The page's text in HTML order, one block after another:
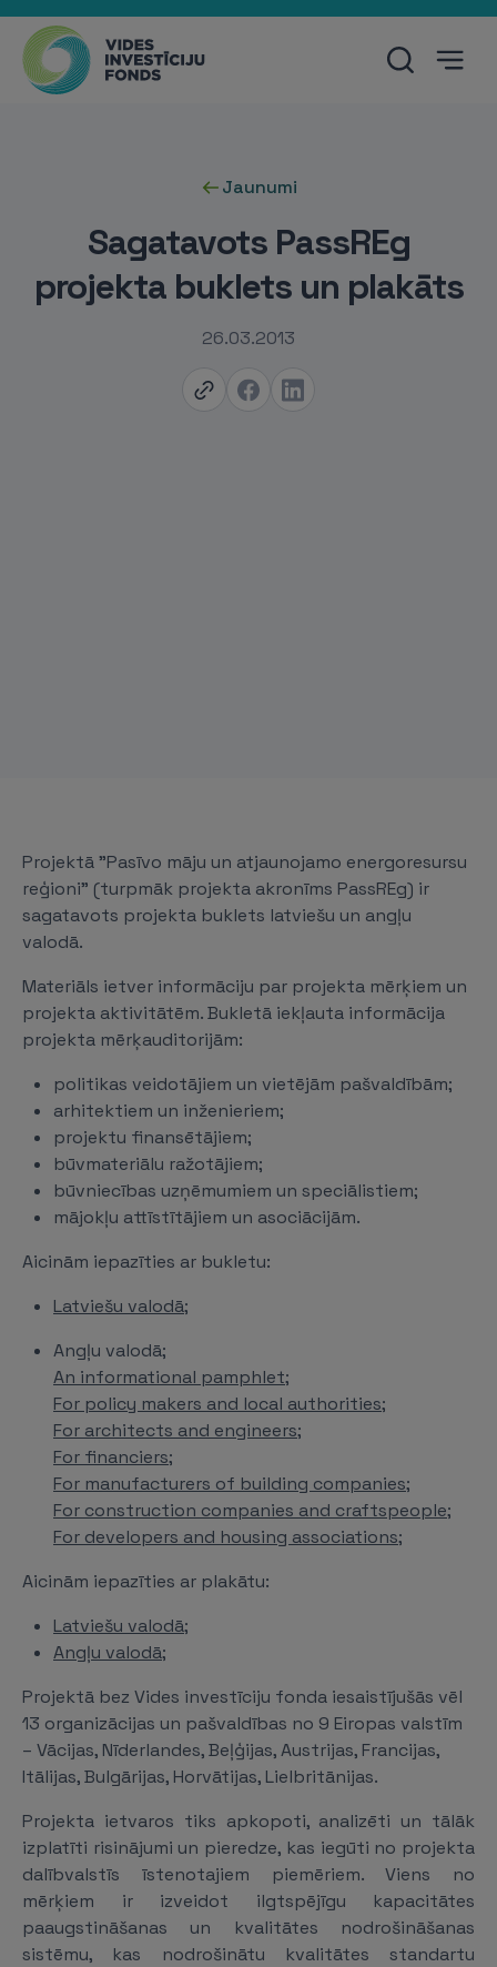
Jaunumi
Sagatavots PassREg
projekta buklets un plakāts
26.03.2013
Projektā "Pasīvo māju un atjaunojamo energoresursu
reģioni" (turpmāk projekta akronīms PassREg) ir
sagatavots projekta buklets latviešu un angļu
valodā.
Materiāls ietver informāciju par projekta mērķiem un
projekta aktivitātēm. Bukletā iekļauta informācija
projekta mērķauditorijām:
politikas veidotājiem un vietējām pašvaldībām;
arhitektiem un inženieriem;
projektu finansētājiem;
būvmateriālu ražotājiem;
būvniecības uzņēmumiem un speciālistiem;
mājokļu attīstītājiem un asociācijām.
Aicinām iepazīties ar bukletu:
Latviešu valodā;
Angļu valodā;
An informational pamphlet;
For policy makers and local authorities;
For architects and engineers;
For financiers;
For manufacturers of building companies;
For construction companies and craftspeople;
For developers and housing associations;
Aicinām iepazīties ar plakātu:
Latviešu valodā;
Angļu valodā;
Projektā bez Vides investīciju fonda iesaistījušās vēl
13 organizācijas un pašvaldības no 9 Eiropas valstīm
– Vācijas, Nīderlandes, Beļģijas, Austrijas, Francijas,
Itālijas, Bulgārijas, Horvātijas, Lielbritānijas.
Projekta ietvaros tiks apkopoti, analizēti un tālāk
izplatīti risinājumi un pieredze, kas iegūti no projekta
dalībvalstīs īstenotajiem piemēriem. Viens no
mērķiem ir izveidot ilgtspējīgu kapacitātes
paaugstināšanas un kvalitātes nodrošināšanas
sistēmu, kas nodrošinātu kvalitātes standartu